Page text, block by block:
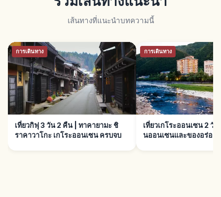
เส้นทางที่แนะนำบทความนี้
การเดินทาง
เที่ยวกิฟุ 3 วัน 2 คืน | ทาคายามะ ชิ
ราคาวาโกะ เกโระออนเซน ครบจบ
การเดินทาง
เที่ยวเกโระออนเซน 2 วั
นออนเซนและของอร่อยเ